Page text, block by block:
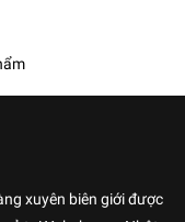
xuyên biên giới được